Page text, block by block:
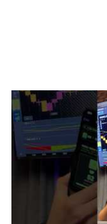
#BinaryOptions
👉 Go to my
https://t.me/
📩 There are